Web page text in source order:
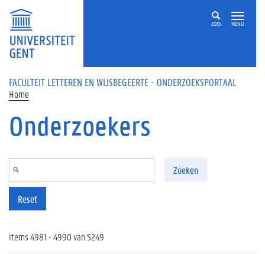
Overslaan en naar de inhoud gaan
ZOEK MENU
FACULTEIT LETTEREN EN WIJSBEGEERTE - ONDERZOEKSPORTAAL
Home
Onderzoekers
Zoeken
Reset
Items 4981 - 4990 van 5249